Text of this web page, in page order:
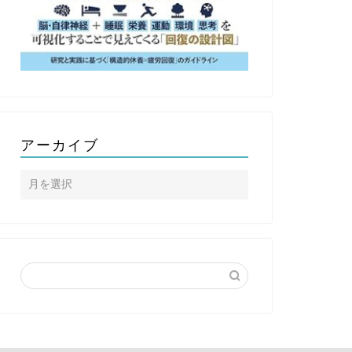
アーカイブ